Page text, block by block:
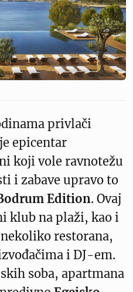
privlači
je epicentar
koji vole ravnotežu
i zabave upravo to
Edition. Ovaj
klub na plaži, kao i
restorana,
i DJ-em.
soba, apartmana